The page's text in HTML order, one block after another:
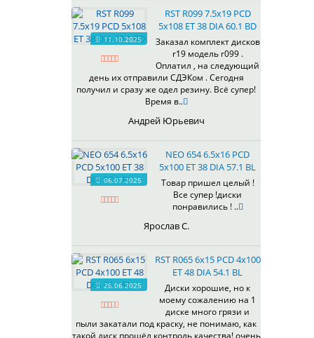
R139
R146
R147
R148
R156
R166
R167
R168
R169FF
R178
R179FF
R186
R187
R188
R189FF
11.10.2025
RST R099 7.5x19 PCD
5x108 ET 38 DIA 60.1 BD
Заказал комплект дисков
r19 модель r099 .
Оплатил , на следующий
день их отправили СДЭКом . Сегодня
получил и сразу же одел резину. Всё супер!
Время в..
Андрей Юрьевич
06.07.2025
NEO 654 6.5x16 PCD
5x100 ET 38 DIA 57.1 BL
Товар пришел целый !
Все супер !диски
понравились ! ..
Ярослав С.
26.06.2025
RST R065 6x15 PCD 4x100
ET 48 DIA 54.1 BL
Диски хорошие, но к
моему сожалению на 1
диске много грязи и
пыли закатали под краску, не понимаю, как
такой диск прошёл контроль качества! очень